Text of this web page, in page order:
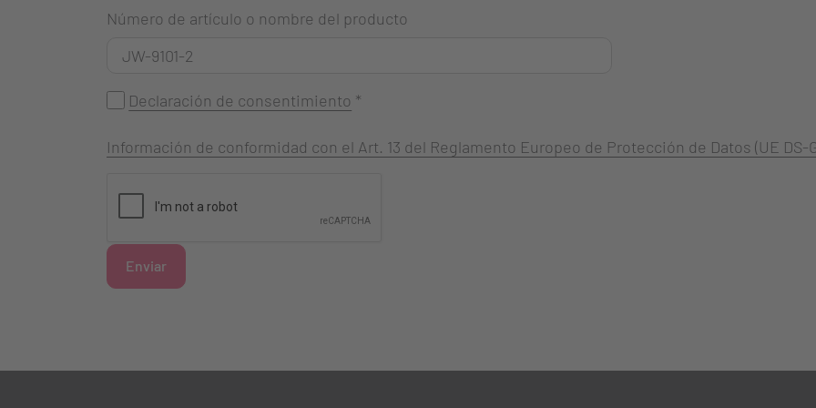
Número de artículo o nombre del producto
Declaración de consentimiento *
Información de conformidad con el Art. 13 del Reglamento Europeo de Protección de Datos (UE DS-
Enviar